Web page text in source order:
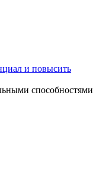
и повысить
способностями